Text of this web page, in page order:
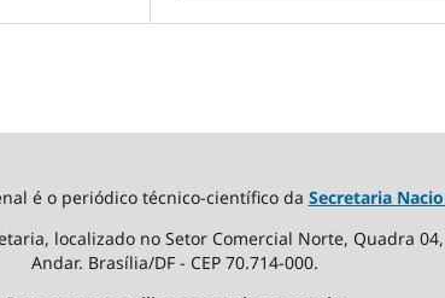
é o periódico técnico-científico da Secretaria
localizado no Setor Comercial Norte, Quadra
Andar. Brasília/DF - CEP 70.714-000.